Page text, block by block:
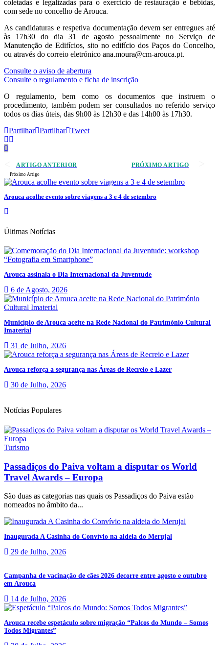
coletadas e legalizadas para o exercício de restauração e bebidas,
com sede no concelho de Arouca.
As candidaturas e respetiva documentação devem ser entregues até
às 17h30 do dia 31 de agosto pessoalmente no Serviço de
Manutenção de Edifícios, sito no edifício dos Paços do Concelho,
ou através do correio eletrónico ana.moura@cm-arouca.pt.
Consulte o aviso de abertura
Consulte o regulamento e ficha de inscrição
O regulamento, bem como os documentos que instruem o
procedimento, também podem ser consultados no referido serviço
todos os dias úteis, das 9h00 às 12h30 e das 14h00 às 17h30.
Partilhar Partilhar Tweet
ARTIGO ANTERIOR PRÓXIMO ARTIGO
Próximo Artigo
Arouca acolhe evento sobre viagens a 3 e 4 de setembro
Últimas Notícias
Arouca assinala o Dia Internacional da Juventude
6 de Agosto, 2026
Município de Arouca aceite na Rede Nacional do Património Cultural
Imaterial
31 de Julho, 2026
Arouca reforça a segurança nas Áreas de Recreio e Lazer
30 de Julho, 2026
Notícias Populares
Turismo
Passadiços do Paiva voltam a disputar os World
Travel Awards – Europa
São duas as categorias nas quais os Passadiços do Paiva estão
nomeados no âmbito da...
Inaugurada A Casinha do Convívio na aldeia do Merujal
29 de Julho, 2026
Campanha de vacinação de cães 2026 decorre entre agosto e outubro
em Arouca
14 de Julho, 2026
Arouca recebe espetáculo sobre migração “Palcos do Mundo – Somos
Todos Migrantes”